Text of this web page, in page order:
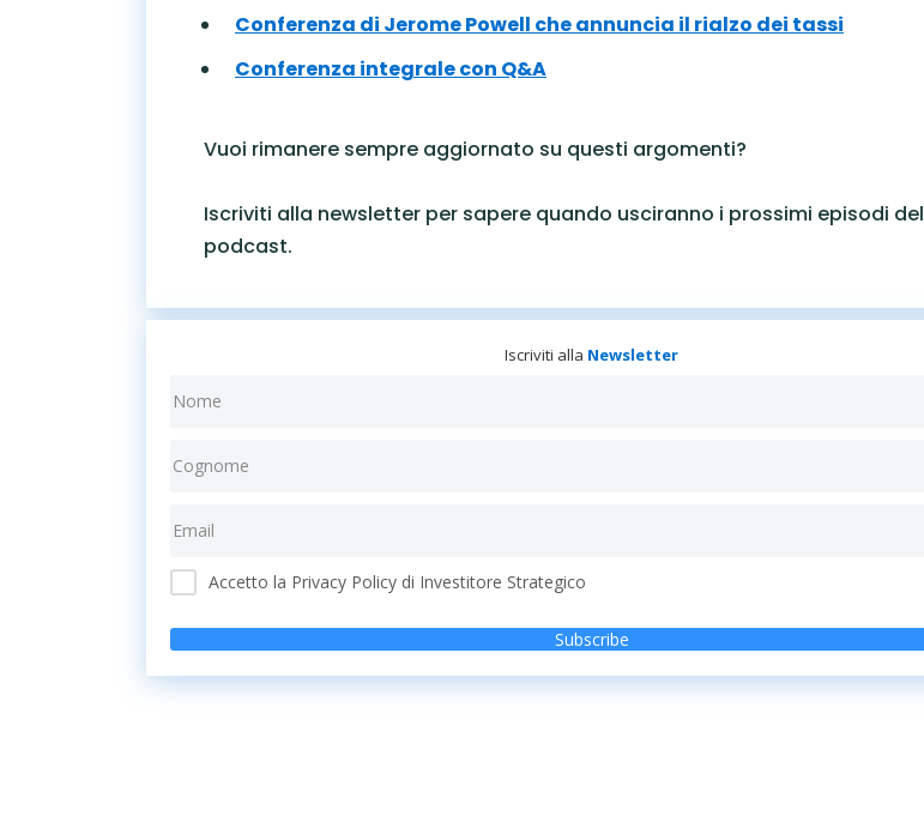
Conferenza di Jerome Powell che annuncia il rialzo dei tassi
Conferenza integrale con Q&A
Vuoi rimanere sempre aggiornato su questi argomenti?
Iscriviti alla newsletter per sapere quando usciranno i prossimi episodi del
podcast.
Iscriviti alla Newsletter
Accetto la Privacy Policy di Investitore Strategico
Subscribe